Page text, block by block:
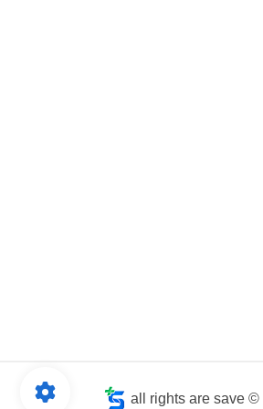
all rights are save ©